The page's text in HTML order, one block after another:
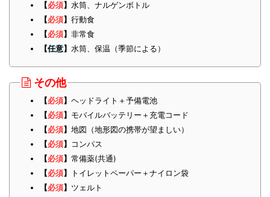
【必須】 水筒、ナルゲンボトル
【必須】 行動食
【必須】 非常食
【任意】 水筒、保温（季節による）
その他
【必須】 ヘッドライト＋予備電池
【必須】 モバイルバッテリー＋充電コード
【必須】 地図（地形図の携帯が望ましい）
【必須】
コンパス
【必須】 常備薬(共通)
【必須】
トイレットペーパー＋ナイロン袋
【必須】 ツェルト